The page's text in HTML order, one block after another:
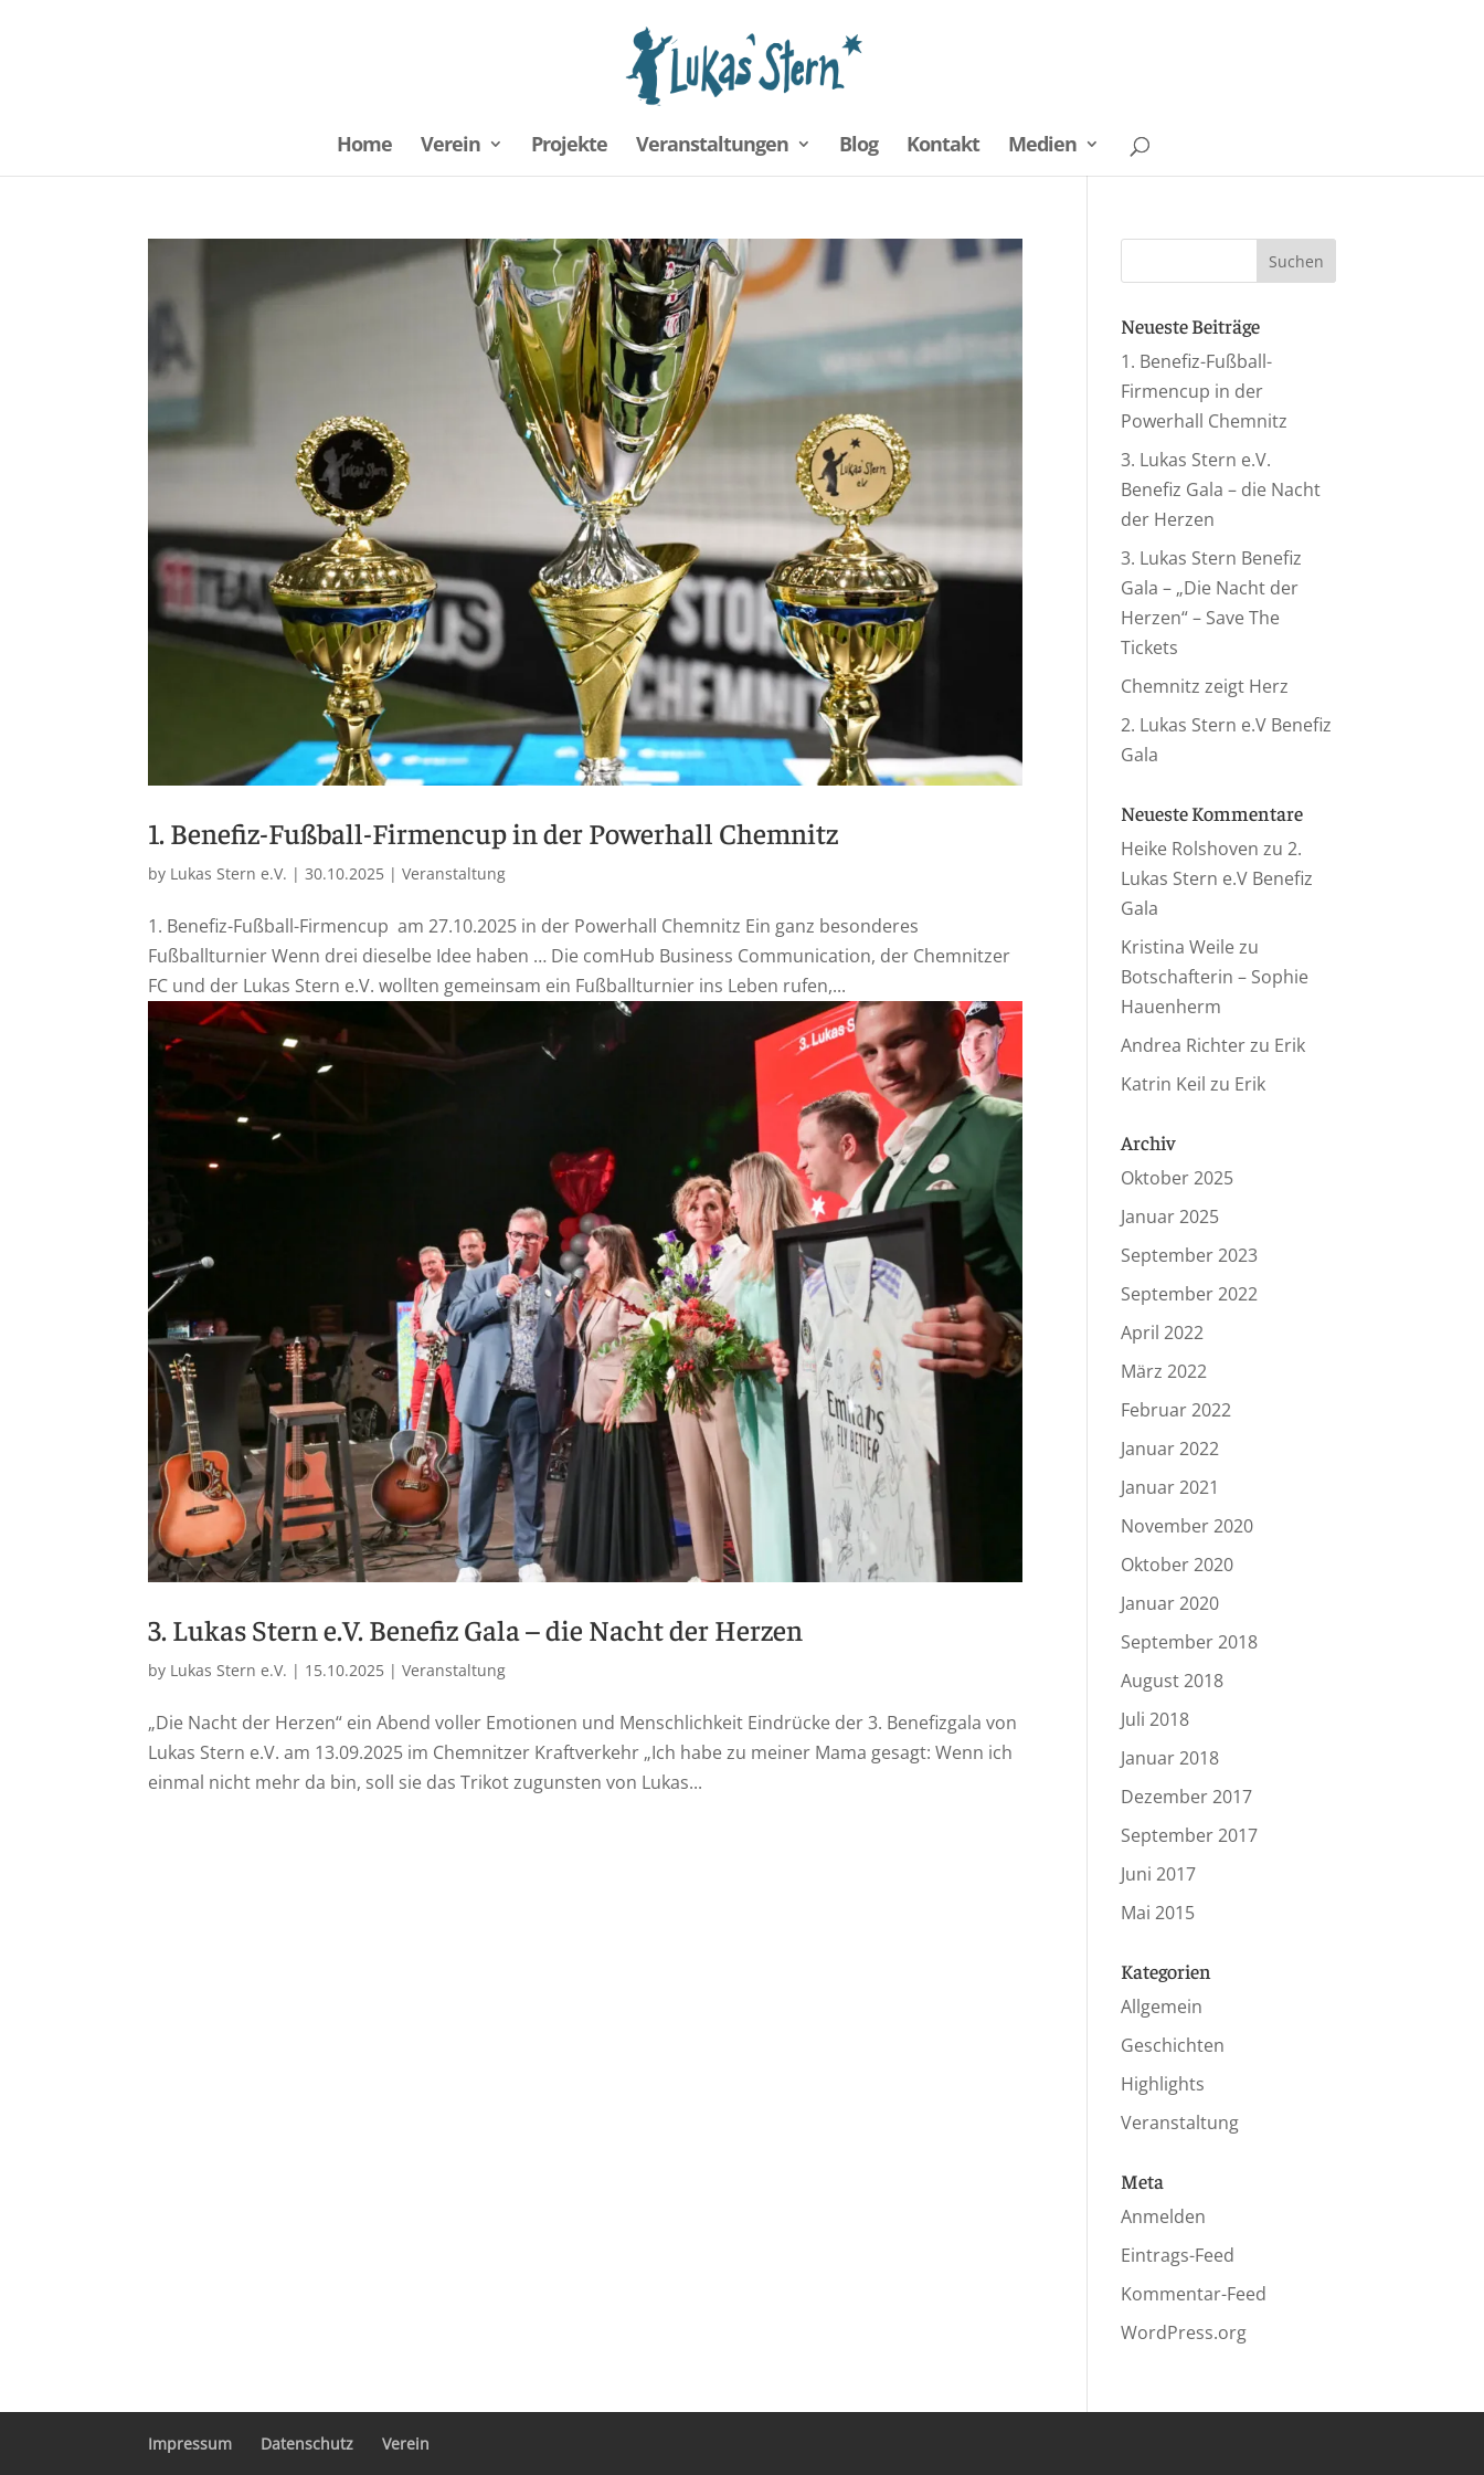
Home Verein Projekte Veranstaltungen Blog Kontakt Medien
1. Benefiz-Fußball-Firmencup in der Powerhall Chemnitz
by Lukas Stern e.V. |30.10.2025 |Veranstaltung
1. Benefiz-Fußball-Firmencup am 27.10.2025 in der Powerhall Chemnitz Ein ganz besonderes
Fußballturnier Wenn drei dieselbe Idee haben … Die comHub Business Communication, der Chemnitzer
FC und der Lukas Stern e.V. wollten gemeinsam ein Fußballturnier ins Leben rufen,...
3. Lukas Stern e.V. Benefiz Gala – die Nacht der Herzen
by Lukas Stern e.V. | 15.10.2025 |Veranstaltung
„Die Nacht der Herzen“ ein Abend voller Emotionen und Menschlichkeit Eindrücke der 3. Benefizgala von
Lukas Stern e.V. am 13.09.2025 im Chemnitzer Kraftverkehr „Ich habe zu meiner Mama gesagt: Wenn ich
einmal nicht mehr da bin, soll sie das Trikot zugunsten von Lukas...
Neueste Beiträge
1. Benefiz-Fußball-
Firmencup in der
Powerhall Chemnitz
3. Lukas Stern e.V.
Benefiz Gala – die Nacht
der Herzen
3. Lukas Stern Benefiz
Gala – „Die Nacht der
Herzen“ – Save The
Tickets
Chemnitz zeigt Herz
2. Lukas Stern e.V Benefiz
Gala
Neueste Kommentare
Heike Rolshoven zu2.
Lukas Stern e.V Benefiz
Gala
Kristina Weilezu
Botschafterin – Sophie
Hauenherm
Andrea Richterzu Erik
Katrin Keil zu Erik
Archiv
Oktober 2025
Januar 2025
September 2023
September 2022
April 2022
März 2022
Februar 2022
Januar 2022
Januar 2021
November 2020
Oktober 2020
Januar 2020
September 2018
August 2018
Juli 2018
Januar 2018
Dezember 2017
September 2017
Juni 2017
Mai 2015
Kategorien
Allgemein
Geschichten
Highlights
Veranstaltung
Meta
Anmelden
Eintrags-Feed
Kommentar-Feed
WordPress.org
Impressum Datenschutz Verein